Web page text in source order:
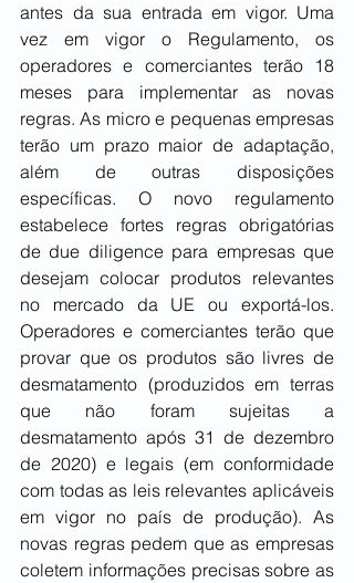
antes da sua entrada em vigor. Uma
vez em vigor o Regulamento, os
operadores e comerciantes terão 18
meses para implementar as novas
regras. As micro e pequenas empresas
terão um prazo maior de adaptação,
além de outras disposições
específicas. O novo regulamento
estabelece fortes regras obrigatórias
de due diligence para empresas que
desejam colocar produtos relevantes
no mercado da UE ou exportá-los.
Operadores e comerciantes terão que
provar que os produtos são livres de
desmatamento (produzidos em terras
que não foram sujeitas a
desmatamento após 31 de dezembro
de 2020) e legais (em conformidade
com todas as leis relevantes aplicáveis
​​em vigor no país de produção). As
novas regras pedem que as empresas
coletem informações precisas sobre as